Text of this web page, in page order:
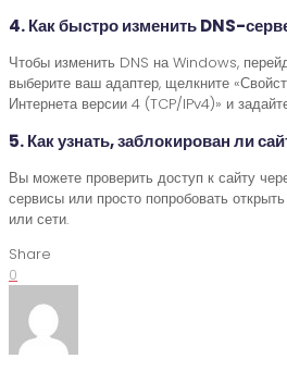
4. Как быстро изменить DNS-
Чтобы изменить DNS на Windows,
выберите ваш адаптер, щелкните
Интернета версии 4 (TCP/IPv4)» и
5. Как узнать, заблокирован ли
Вы можете проверить доступ к сайту
сервисы или просто попробовать
или сети.
Share
0